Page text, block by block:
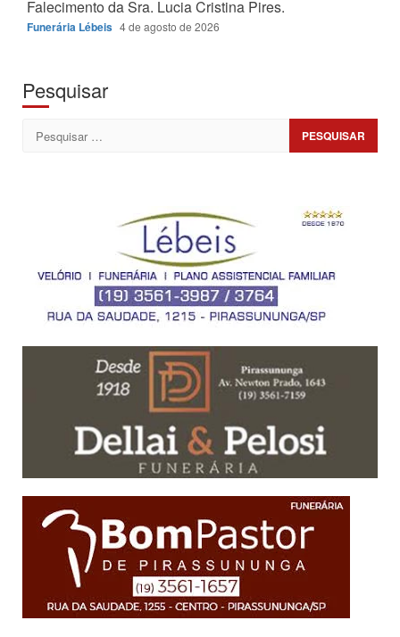
Falecimento da Sra. Lucia Cristina Pires.
Funerária Lébeis 4 de agosto de 2026
Pesquisar
Pesquisar